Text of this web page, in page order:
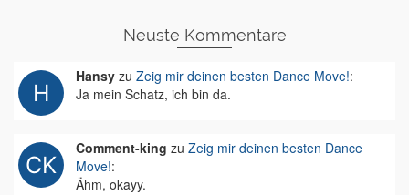
Neuste Kommentare
Hansy zu Zeig mir deinen besten Dance Move!:
Ja mein Schatz, ich bin da.
Comment-king zu Zeig mir deinen besten Dance
Move!:
Ähm, okayy.